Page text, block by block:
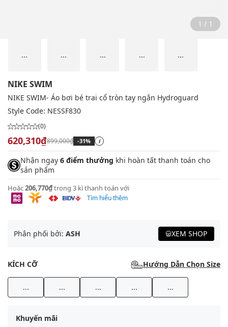
1 / 1
... ... ... ... ...
NIKE SWIM
NIKE SWIM- Áo bơi bé trai cổ tròn tay ngắn Hydroguard
Style Code: NESSF830
(0)
620,310₫899,000₫ -31% i
Nhận ngay 6 điểm thưởng khi hoàn tất thanh toán cho
sản phẩm
Hoặc206,770₫trong 3 kì thanh toán với
Tìm hiểu thêm
Phân phối bởi: ASH XEM SHOP
KÍCH CỠ Hướng Dẫn Chọn Size
... ... ... ... ...
Khuyến mãi